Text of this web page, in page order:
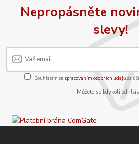
Nepropásněte
slevy!
Souhlasím se zpracováním osobních údajůza
Můžete se kdykoli